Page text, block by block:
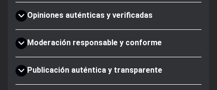
Opiniones auténticas y verificadas
Moderación responsable y conforme
Publicación auténtica y transparente